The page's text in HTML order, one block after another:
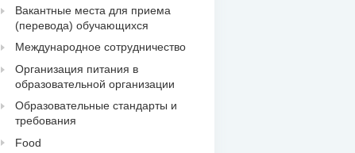
Вакантные места для приема
(перевода) обучающихся
Международное сотрудничество
Организация питания в
образовательной организации
Образовательные стандарты и
требования
Food